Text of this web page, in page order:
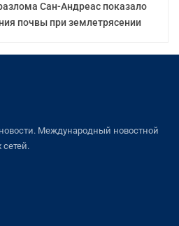
Сан-Андреас показало
почвы при землетрясении
Международный новостной